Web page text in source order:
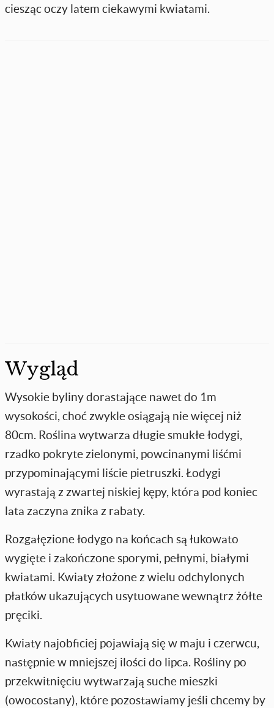
ciesząc oczy latem ciekawymi kwiatami.
Wygląd
Wysokie byliny dorastające nawet do 1m
wysokości, choć zwykle osiągają nie więcej niż
80cm. Roślina wytwarza długie smukłe łodygi,
rzadko pokryte zielonymi, powcinanymi liśćmi
przypominającymi liście pietruszki. Łodygi
wyrastają z zwartej niskiej kępy, która pod koniec
lata zaczyna znika z rabaty.
Rozgałęzione łodygo na końcach są łukowato
wygięte i zakończone sporymi, pełnymi, białymi
kwiatami. Kwiaty złożone z wielu odchylonych
płatków ukazujących usytuowane wewnątrz żółte
pręciki.
Kwiaty najobficiej pojawiają się w maju i czerwcu,
następnie w mniejszej ilości do lipca. Rośliny po
przekwitnięciu wytwarzają suche mieszki
(owocostany), które pozostawiamy jeśli chcemy by